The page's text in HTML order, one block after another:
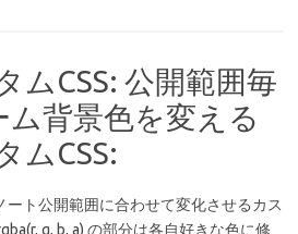
ムCSS: 公開範囲毎
ム背景色を変える
ムCSS:
ト公開範囲に合わせて変化させるカス
g, b, a) の部分は各自好きな色に修